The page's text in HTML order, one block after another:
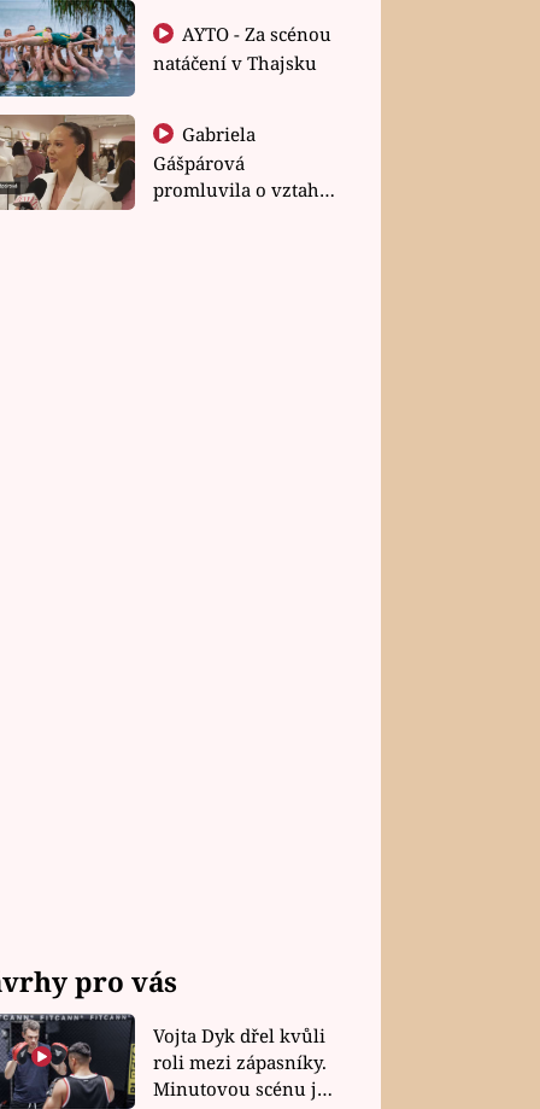
natáčení v Thajsku
Gabriela
Gášpárová
promluvila o vztahu
pro vás
Vojta Dyk dřel kvůli
roli mezi zápasníky.
Minutovou scénu jel